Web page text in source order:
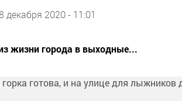
декабря 2020 - 11:01
жизни города в выходные...